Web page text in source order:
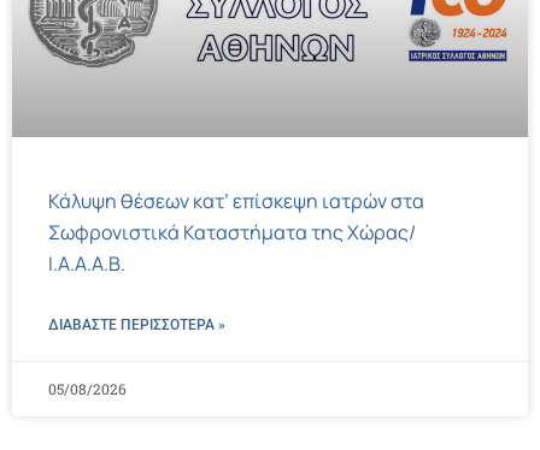
Κάλυψη θέσεων κατ’ επίσκεψη ιατρών στα
Σωφρονιστικά Καταστήματα της Χώρας/
Ι.Α.Α.Α.Β.
ΔΙΑΒΑΣΤΕ ΠΕΡΙΣΣΌΤΕΡΑ »
05/08/2026